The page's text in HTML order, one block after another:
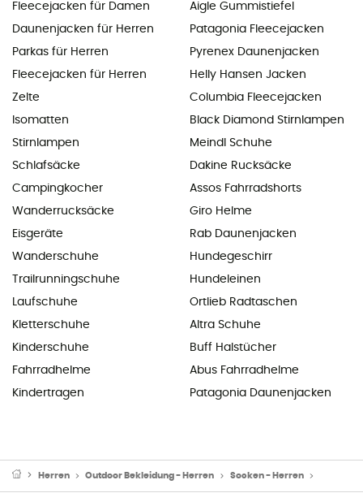
Fleecejacken für Damen
Daunenjacken für Herren
Parkas für Herren
Fleecejacken für Herren
Zelte
Isomatten
Stirnlampen
Schlafsäcke
Campingkocher
Wanderrucksäcke
Eisgeräte
Wanderschuhe
Trailrunningschuhe
Laufschuhe
Kletterschuhe
Kinderschuhe
Fahrradhelme
Kindertragen
Aigle Gummistiefel
Patagonia Fleecejacken
Pyrenex Daunenjacken
Helly Hansen Jacken
Columbia Fleecejacken
Black Diamond Stirnlampen
Meindl Schuhe
Dakine Rucksäcke
Assos Fahrradshorts
Giro Helme
Rab Daunenjacken
Hundegeschirr
Hundeleinen
Ortlieb Radtaschen
Altra Schuhe
Buff Halstücher
Abus Fahrradhelme
Patagonia Daunenjacken
Herren Outdoor Bekleidung - Herren Socken - Herren